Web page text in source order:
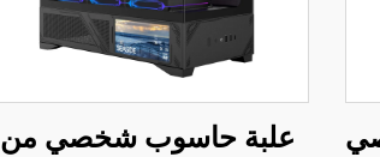
علبة حاسوب شخصي من